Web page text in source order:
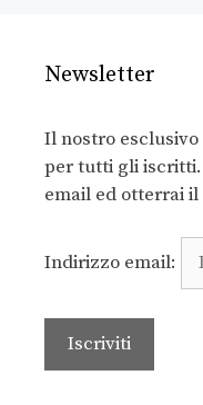
Newsletter
Il nostro esclusivo
per tutti gli iscritti.
email ed otterrai
Indirizzo email: